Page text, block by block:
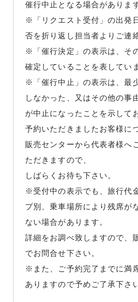
催行中止となる場合がありま
※「リクエスト受付」の出発
否を折り返し担当者よりご連
※「催行決定」の表示は、そ
確定していることを表してい
※「催行中止」の表示は、最
しなかった、又はその他の事
が中止になったことを示して
予約いただきましたお客様に
販売センターから代表者様へ
ただきますので、
しばらくお待ち下さい。
※受付中の表示でも、旅行代
プ別、乗車場所により残席が
ない場合があります。
詳細をお調べ致しますので、
でお問合せ下さい。
※また、ご予約完了までに満
ありますので予めご了承下さ